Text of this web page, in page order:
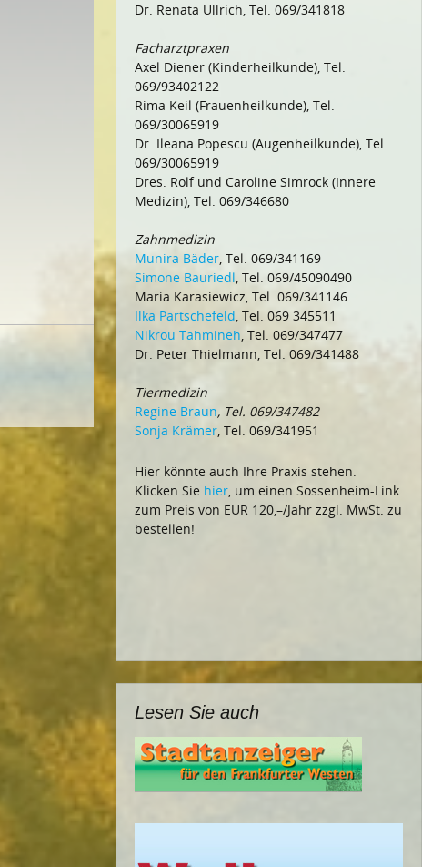
Dr. Renata Ullrich, Tel. 069/341818
Facharztpraxen
Axel Diener (Kinderheilkunde), Tel.
069/93402122
Rima Keil (Frauenheilkunde), Tel.
069/30065919
Dr. Ileana Popescu (Augenheilkunde), Tel.
069/30065919
Dres. Rolf und Caroline Simrock (Innere
Medizin), Tel. 069/346680
Zahnmedizin
Munira Bäder, Tel. 069/341169
Simone Bauriedl, Tel. 069/45090490
Maria Karasiewicz, Tel. 069/341146
Ilka Partschefeld, Tel. 069 345511
Nikrou Tahmineh, Tel. 069/347477
Dr. Peter Thielmann, Tel. 069/341488
Tiermedizin
Regine Braun, Tel. 069/347482
Sonja Krämer, Tel. 069/341951
Hier könnte auch Ihre Praxis stehen.
Klicken Sie hier, um einen Sossenheim-Link
zum Preis von EUR 120,–/Jahr zzgl. MwSt. zu
bestellen!
Lesen Sie auch